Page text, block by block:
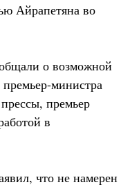
Айрапетяна во
о возможной
премьер-министра
премьер
в
что не намерен